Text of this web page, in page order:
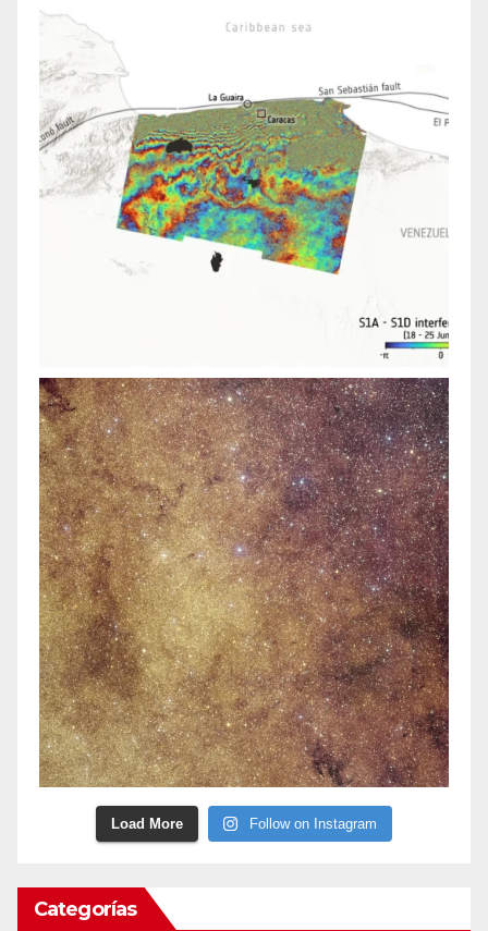
Load More Follow on Instagram
Categorías